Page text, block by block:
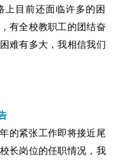
上目前还面临许多的困
有全校教职工的团结奋
难有多大，我相信我们
的紧张工作即将接近尾
长岗位的任职情况，我